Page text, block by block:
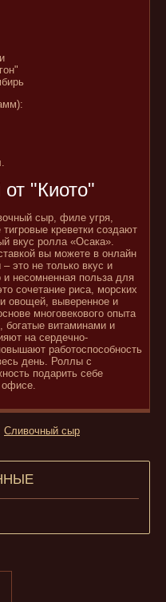
"Киото"
сыр, филе угря,
креветки создают
вкус ролла «Осака».
вы можете в онлайн
это не только вкус и
несомненная польза для
сочетание риса, морских
овощей, выверенное и
многовекового опыта
богатые витаминами и
на сердечно-
работоспособность
день. Роллы с
подарить себе
офисе.
Сливочный сыр